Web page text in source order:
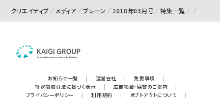
クリエイティブ メディア ブレーン 2018年03月号 特集一覧
お知らせ一覧 | 運営会社 | 免責事項
|
特定商取引法に基づく表示
| 広告掲載・協賛のご案内
|
プライバシーポリシー
| 利用規約 | オプトアウトについて |